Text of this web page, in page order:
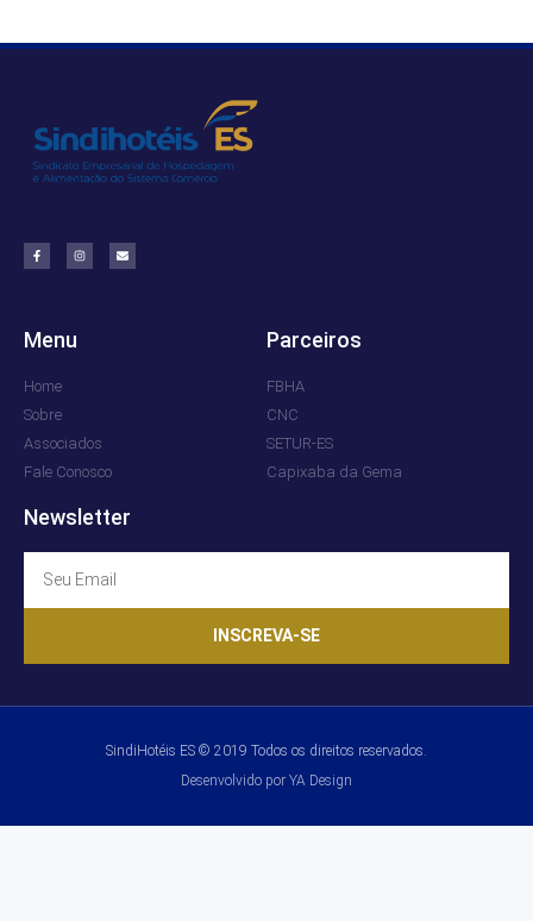
Menu
Home
Sobre
Associados
Fale Conosco
Parceiros
FBHA
CNC
SETUR-ES
Capixaba da Gema
Newsletter
INSCREVA-SE
SindiHotéis ES © 2019 Todos os direitos reservados.
Desenvolvido por YA Design